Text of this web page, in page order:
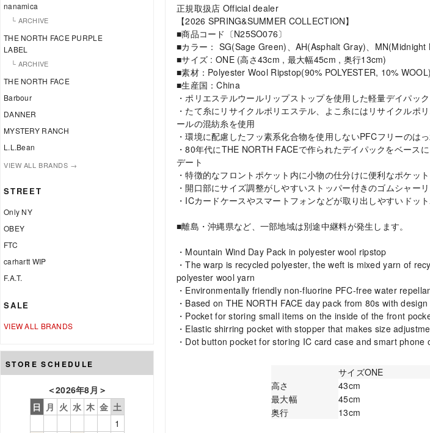
nanamica
└ ARCHIVE
THE NORTH FACE PURPLE
LABEL
└ ARCHIVE
THE NORTH FACE
Barbour
DANNER
MYSTERY RANCH
L.L.Bean
VIEW ALL BRANDS →
STREET
Only NY
OBEY
FTC
carhartt WIP
F.A.T.
SALE
VIEW ALL BRANDS
STORE SCHEDULE
＜2026年8月 ＞
日 月 火 水 木 金 土
1
正規取扱店 Official dealer
【2026 SPRING&SUMMER COLLECTION】
■商品コード〔N25SO076〕
■カラー： SG(Sage Green)、AH(Asphalt Gray)、MN(Midnight
■サイズ : ONE (高さ43cm , 最大幅45cm , 奥行13cm)
■素材：Polyester Wool Ripstop(90% POLYESTER, 10% WOOL)
■生産国：China
・ポリエステルウールリップストップを使用した軽量デイパック
・たて糸にリサイクルポリエステル、よこ糸にはリサイクルポ
ールの混紡糸を使用
・環境に配慮したフッ素系化合物を使用しないPFCフリーのは
・80年代にTHE NORTH FACEで作られたデイパックをベース
デート
・特徴的なフロントポケット内に小物の仕分けに便利なポケット
・開口部にサイズ調整がしやすいストッパー付きのゴムシャー
・ICカードケースやスマートフォンなどが取り出しやすいドッ
■離島・沖縄県など、一部地域は別途中継料が発生します。
・Mountain Wind Day Pack in polyester wool ripstop
・The warp is recycled polyester, the weft is mixed yarn of
polyester wool yarn
・Environmentally friendly non-fluorine PFC-free water
・Based on THE NORTH FACE day pack from 80s with
・Pocket for storing small items on the inside of the front
・Elastic shirring pocket with stopper that makes size
・Dot button pocket for storing IC card case and smart phone
サイズONE
高さ
43cm
最大幅
45cm
奥行
13cm